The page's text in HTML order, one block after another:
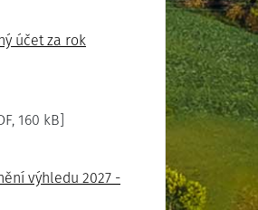
účet za rok
160 kB]
výhledu 2027 -